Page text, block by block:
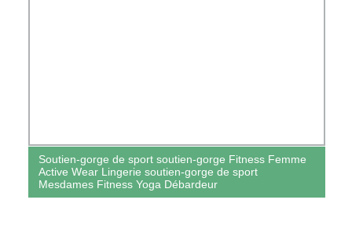
Soutien-gorge de sport soutien-gorge Fitness Femme
Active Wear Lingerie soutien-gorge de sport
Mesdames Fitness Yoga Débardeur